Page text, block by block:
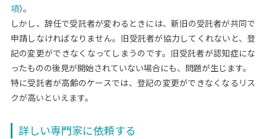
項）。
しかし、辞任で受託者が変わるときには、新旧の受託者が共同で
申請しなければなりません。旧受託者が協力してくれないと、登
記の変更ができなくなってしまうのです。旧受託者が認知症にな
ったものの後見が開始されていない場合にも、問題が生じます。
特に受託者が高齢のケースでは、登記の変更ができなくなるリス
クが高いといえます。
詳しい専門家に依頼する